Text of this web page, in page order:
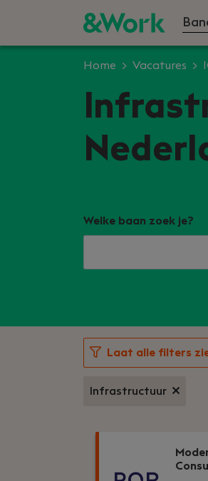
Home Vacatures
Welke baan zoek je?
Laat alle filters
Infrastructuur